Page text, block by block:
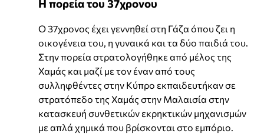
Η πορεία του 37χρονου
Ο 37χρονος έχει γεννηθεί στη Γάζα όπου ζει η
οικογένεια του, η γυναικά και τα δύο παιδιά του.
Στην πορεία στρατολογήθηκε από μέλος της
Χαμάς και μαζί με τον έναν από τους
συλληφθέντες στην Κύπρο εκπαιδευτήκαν σε
στρατόπεδο της Χαμάς στην Μαλαισία στην
κατασκευή συνθετικών εκρηκτικών μηχανισμών
με απλά χημικά που βρίσκονται στο εμπόριο.